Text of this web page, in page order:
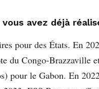
avez déjà
pour des États. En
du Congo-Brazzaville
pour le Gabon. En